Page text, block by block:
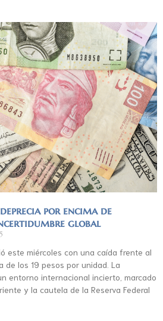
por encima de
global
este miércoles con una caída frente al
de los 19 pesos por unidad. La
entorno internacional incierto, marcado
y la cautela de la Reserva Federal